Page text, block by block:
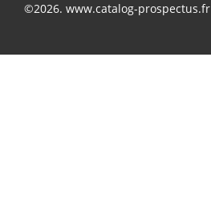
©2026. www.catalog-prospectus.fr